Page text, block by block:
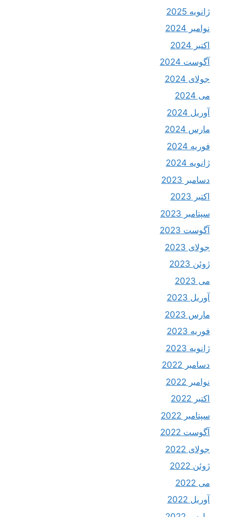
ژانویه 2025
نوامبر 2024
اکتبر 2024
آگوست 2024
جولای 2024
می 2024
آوریل 2024
مارس 2024
فوریه 2024
ژانویه 2024
دسامبر 2023
اکتبر 2023
سپتامبر 2023
آگوست 2023
جولای 2023
ژوئن 2023
می 2023
آوریل 2023
مارس 2023
فوریه 2023
ژانویه 2023
دسامبر 2022
نوامبر 2022
اکتبر 2022
سپتامبر 2022
آگوست 2022
جولای 2022
ژوئن 2022
می 2022
آوریل 2022